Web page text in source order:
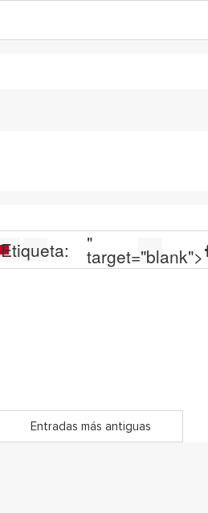
Etiqueta: "
target="blank">
Entradas más antiguas